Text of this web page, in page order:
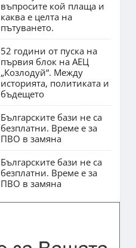
въпросите кой плаща и
каква е целта на
пътуването.
52 години от пуска на
първия блок на АЕЦ
„Козлодуй“. Между
историята, политиката и
бъдещето
Българските бази не са
безплатни. Време е за
ПВО в замяна
Българските бази не са
безплатни. Време е за
ПВО в замяна